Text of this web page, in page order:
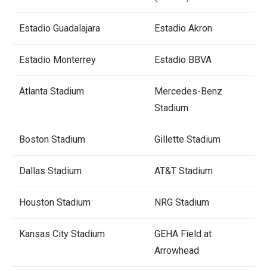
Estadio Guadalajara Estadio Akron
Estadio Monterrey Estadio BBVA
Atlanta Stadium
Mercedes-Benz
Stadium
Boston Stadium Gillette Stadium
Dallas Stadium AT&T Stadium
Houston Stadium NRG Stadium
Kansas City Stadium
GEHA Field at
Arrowhead